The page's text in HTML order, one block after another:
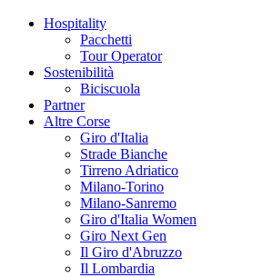
Hospitality
Pacchetti
Tour Operator
Sostenibilità
Biciscuola
Partner
Altre Corse
Giro d'Italia
Strade Bianche
Tirreno Adriatico
Milano-Torino
Milano-Sanremo
Giro d'Italia Women
Giro Next Gen
Il Giro d'Abruzzo
Il Lombardia